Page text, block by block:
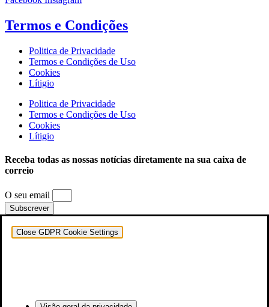
Termos e Condições
Politica de Privacidade
Termos e Condições de Uso
Cookies
Lítigio
Politica de Privacidade
Termos e Condições de Uso
Cookies
Lítigio
Receba todas as nossas notícias diretamente na sua caixa de
correio
O seu email
Subscrever
Close GDPR Cookie Settings